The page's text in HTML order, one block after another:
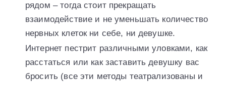
рядом – тогда стоит прекращать
взаимодействие и не уменьшать количество
нервных клеток ни себе, ни девушке.
Интернет пестрит различными уловками, как
расстаться или как заставить девушку вас
бросить (все эти методы театрализованы и